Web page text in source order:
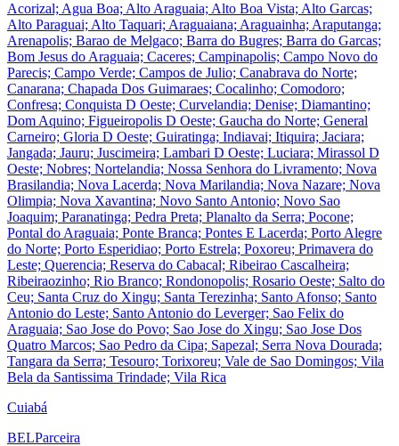
Acorizal; Agua Boa; Alto Araguaia; Alto Boa Vista; Alto Garcas;
Alto Paraguai; Alto Taquari; Araguaiana; Araguainha; Araputanga;
Arenapolis; Barao de Melgaco; Barra do Bugres; Barra do Garcas;
Bom Jesus do Araguaia; Caceres; Campinapolis; Campo Novo do
Parecis; Campo Verde; Campos de Julio; Canabrava do Norte;
Canarana; Chapada Dos Guimaraes; Cocalinho; Comodoro;
Confresa; Conquista D Oeste; Curvelandia; Denise; Diamantino;
Dom Aquino; Figueiropolis D Oeste; Gaucha do Norte; General
Carneiro; Gloria D Oeste; Guiratinga; Indiavai; Itiquira; Jaciara;
Jangada; Jauru; Juscimeira; Lambari D Oeste; Luciara; Mirassol D
Oeste; Nobres; Nortelandia; Nossa Senhora do Livramento; Nova
Brasilandia; Nova Lacerda; Nova Marilandia; Nova Nazare; Nova
Olimpia; Nova Xavantina; Novo Santo Antonio; Novo Sao
Joaquim; Paranatinga; Pedra Preta; Planalto da Serra; Pocone;
Pontal do Araguaia; Ponte Branca; Pontes E Lacerda; Porto Alegre
do Norte; Porto Esperidiao; Porto Estrela; Poxoreu; Primavera do
Leste; Querencia; Reserva do Cabacal; Ribeirao Cascalheira;
Ribeiraozinho; Rio Branco; Rondonopolis; Rosario Oeste; Salto do
Ceu; Santa Cruz do Xingu; Santa Terezinha; Santo Afonso; Santo
Antonio do Leste; Santo Antonio do Leverger; Sao Felix do
Araguaia; Sao Jose do Povo; Sao Jose do Xingu; Sao Jose Dos
Quatro Marcos; Sao Pedro da Cipa; Sapezal; Serra Nova Dourada;
Tangara da Serra; Tesouro; Torixoreu; Vale de Sao Domingos; Vila
Bela da Santissima Trindade; Vila Rica
Cuiabá
BELParceira